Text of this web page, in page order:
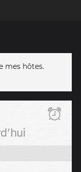
mes hôtes.